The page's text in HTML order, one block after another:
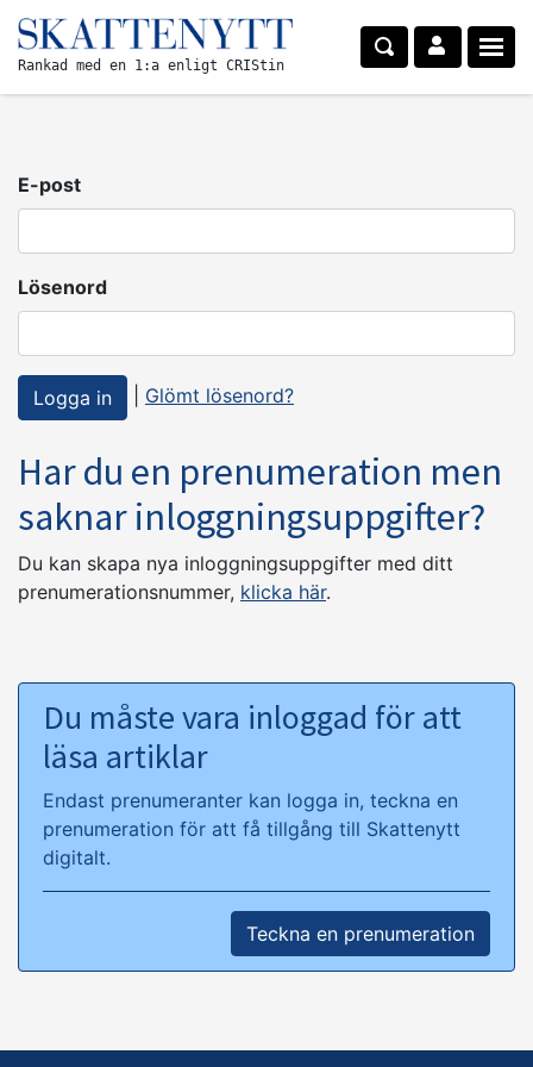
Rankad med en 1:a enligt CRIStin
E-post
Lösenord
Glömt lösenord?
Har du en prenumeration men
saknar inloggningsuppgifter?
Du kan skapa nya inloggningsuppgifter med ditt
prenumerationsnummer, klicka här.
Du måste vara inloggad för att
läsa artiklar
Endast prenumeranter kan logga in, teckna en
prenumeration för att få tillgång till Skattenytt
digitalt.
Teckna en prenumeration